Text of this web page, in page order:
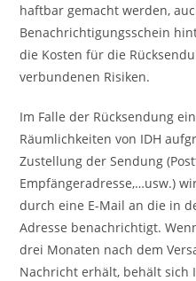
haftbar gemacht werden,
Benachrichtigungsschein
die Kosten für die
verbundenen Risiken.
Im Falle der Rücksendung
Räumlichkeiten von IDH
Zustellung der Sendung
Empfängeradresse,…usw.)
durch eine E-Mail an die in
Adresse benachrichtigt.
drei Monaten nach dem
Nachricht erhält, behält sich